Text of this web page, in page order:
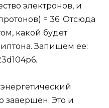
электронов, и
= 36. Отсюда
какой будет
Запишем ее:
завершен. Это и